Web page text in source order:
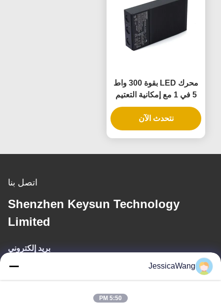
محرك LED بقوة 300 واط
5 في 1 مع إمكانية التعتيم
بتصنيف IP65 لمصدر الطاقة
القابل للتعتيم
نتحدث الآن
اتصل بنا
Shenzhen Keysun Technology
Limited
بريد إلكتروني
power06@szzhpower.com
JessicaWang
5:50 PM